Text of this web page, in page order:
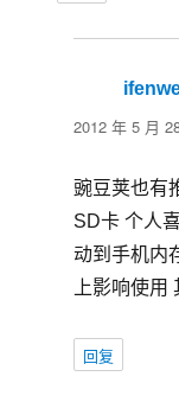
2012 年 5 月
豌豆荚也有
SD卡 个人
动到手机内
上影响使用
回复